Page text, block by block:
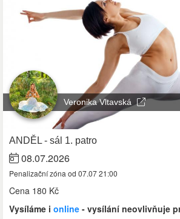
Veronika Vltavská
ANDĚL - sál 1. patro
08.07.2026
Penalizační zóna od 07.07 21:00
Cena 180 Kč
Vysíláme i online - vysílání neovlivňuje